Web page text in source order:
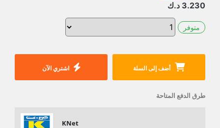
3.230 د.ك
متوفر
أضف إلى السلة اشتري الآن
طرق الدفع المتاحة
KNet